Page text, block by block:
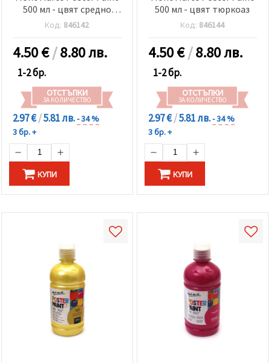
500 мл - цвят средно
жълто
Код: 846142
4.50€/8.80 лв.
1-2 бр.
ОТСТЪПКИ
ЗА КОЛИЧЕСТВО
2.97 €/5.81 лв.- 34 %
3 бр. +
КУПИ
500 мл - цвят тюркоаз
Код: 846144
4.50€/8.80 лв.
1-2 бр.
ОТСТЪПКИ
ЗА КОЛИЧЕСТВО
2.97 €/5.81 лв.- 34 %
3 бр. +
КУПИ